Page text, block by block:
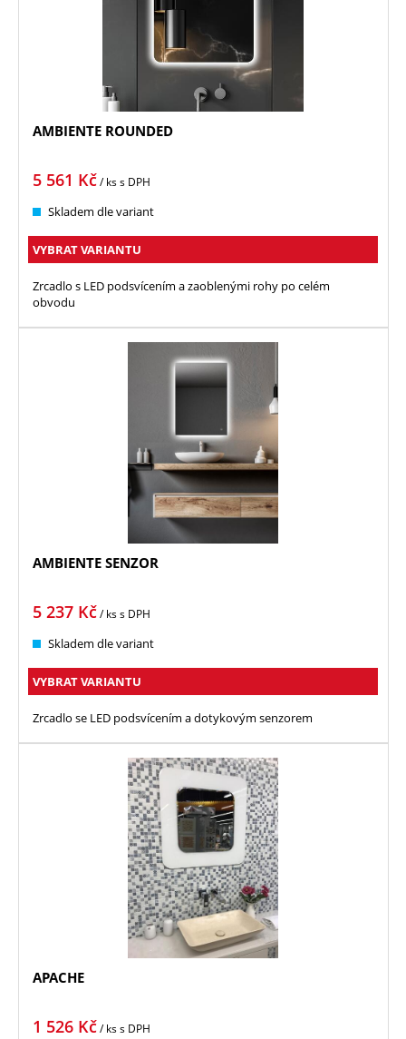
AMBIENTE ROUNDED
5 561 Kč/ kss DPH
Skladem dle variant
VYBRAT VARIANTU
Zrcadlo s LED podsvícením a zaoblenými rohy po celém
obvodu
AMBIENTE SENZOR
5 237 Kč/ kss DPH
Skladem dle variant
VYBRAT VARIANTU
Zrcadlo se LED podsvícením a dotykovým senzorem
APACHE
1 526 Kč/ kss DPH